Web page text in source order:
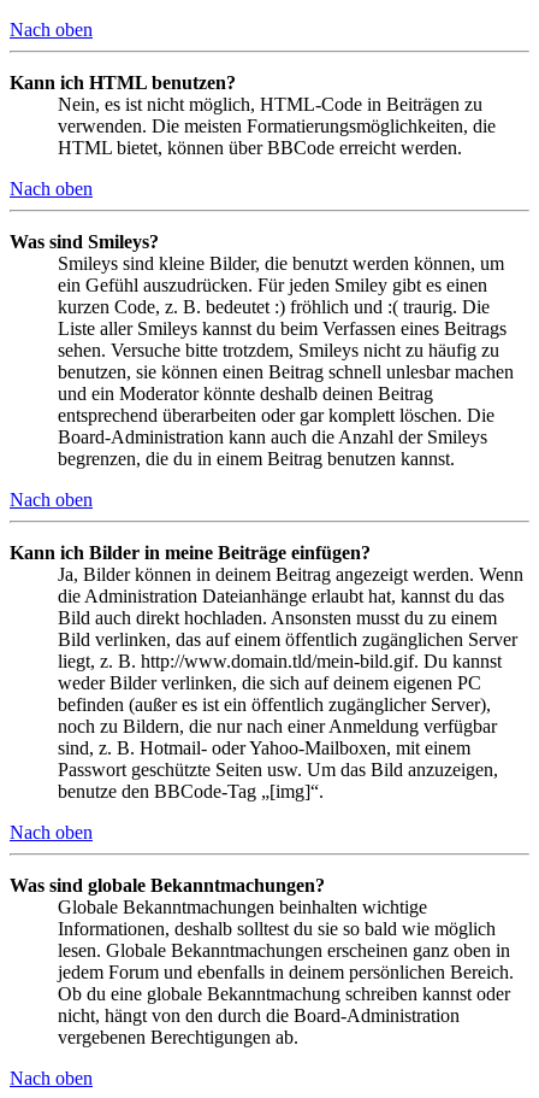
Nach oben
Kann ich HTML benutzen?
Nein, es ist nicht möglich, HTML-Code in Beiträgen zu
verwenden. Die meisten Formatierungsmöglichkeiten, die
HTML bietet, können über BBCode erreicht werden.
Nach oben
Was sind Smileys?
Smileys sind kleine Bilder, die benutzt werden können, um
ein Gefühl auszudrücken. Für jeden Smiley gibt es einen
kurzen Code, z. B. bedeutet :) fröhlich und :( traurig. Die
Liste aller Smileys kannst du beim Verfassen eines Beitrags
sehen. Versuche bitte trotzdem, Smileys nicht zu häufig zu
benutzen, sie können einen Beitrag schnell unlesbar machen
und ein Moderator könnte deshalb deinen Beitrag
entsprechend überarbeiten oder gar komplett löschen. Die
Board-Administration kann auch die Anzahl der Smileys
begrenzen, die du in einem Beitrag benutzen kannst.
Nach oben
Kann ich Bilder in meine Beiträge einfügen?
Ja, Bilder können in deinem Beitrag angezeigt werden. Wenn
die Administration Dateianhänge erlaubt hat, kannst du das
Bild auch direkt hochladen. Ansonsten musst du zu einem
Bild verlinken, das auf einem öffentlich zugänglichen Server
liegt, z. B. http://www.domain.tld/mein-bild.gif. Du kannst
weder Bilder verlinken, die sich auf deinem eigenen PC
befinden (außer es ist ein öffentlich zugänglicher Server),
noch zu Bildern, die nur nach einer Anmeldung verfügbar
sind, z. B. Hotmail- oder Yahoo-Mailboxen, mit einem
Passwort geschützte Seiten usw. Um das Bild anzuzeigen,
benutze den BBCode-Tag „[img]“.
Nach oben
Was sind globale Bekanntmachungen?
Globale Bekanntmachungen beinhalten wichtige
Informationen, deshalb solltest du sie so bald wie möglich
lesen. Globale Bekanntmachungen erscheinen ganz oben in
jedem Forum und ebenfalls in deinem persönlichen Bereich.
Ob du eine globale Bekanntmachung schreiben kannst oder
nicht, hängt von den durch die Board-Administration
vergebenen Berechtigungen ab.
Nach oben